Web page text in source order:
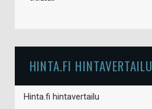
HINTA.FI HINTAVERTAILU
Hinta.fi hintavertailu